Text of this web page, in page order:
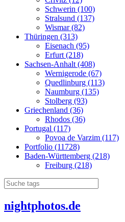
Schwerin (100)
Stralsund (137)
Wismar (82)
Thüringen (313)
Eisenach (95)
Erfurt (218)
Sachsen-Anhalt (408)
Wernigerode (67)
Quedlinburg (113)
Naumburg (135)
Stolberg (93)
Griechenland (36)
Rhodos (36)
Portugal (117)
Povoa de Varzim (117)
Portfolio (11728)
Baden-Württemberg (218)
Freiburg (218)
nightphotos.de